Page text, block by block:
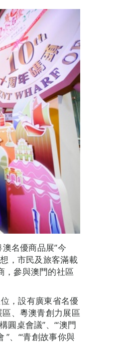
名優商品展”今
，市民及旅客滿載
，參與澳門的社區
，設有廣東省名優
、粵澳青創力展區
桌會議”、“‘澳門
、“‘青創故事你與